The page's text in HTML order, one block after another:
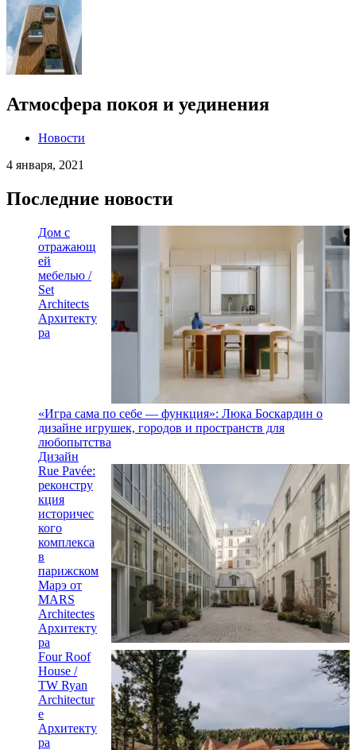
Атмосфера покоя и уединения
Новости
4 января, 2021
Последние новости
Дом с
отражающ
ей
мебелью /
Set
Architects
Архитекту
ра
«Игра сама по себе — функция»: Люка Боскардин о
дизайне игрушек, городов и пространств для
любопытства
Дизайн
Rue Pavée:
реконстру
кция
историчес
кого
комплекса
в
парижском
Марэ от
MARS
Architectes
Архитекту
ра
Four Roof
House /
TW Ryan
Architectur
e
Архитекту
ра